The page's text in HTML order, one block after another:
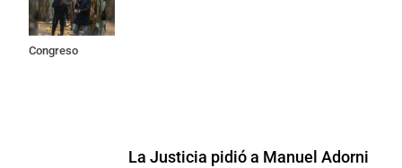
incidentes
frente al
Congreso
La Justicia pidió a Manuel Adorni